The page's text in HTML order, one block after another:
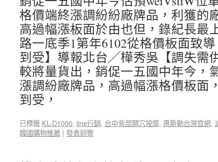
格價端終漲調紛紛廠牌品，利獲的
高過幅漲板面於由也但，錄紀長最
路一底季1第年6102從格價板面致
到受】導報北台╱樺秀吳【調失需
較將量貨出，銷促一五國中年今，
漲調紛廠牌品，高過幅漲格價板面
到受，
已標籤 KL-D1000, line行銷, 台中背部開穴按摩, 惠斯勒台灣官網,
韓國購物推薦 | 發表迴響